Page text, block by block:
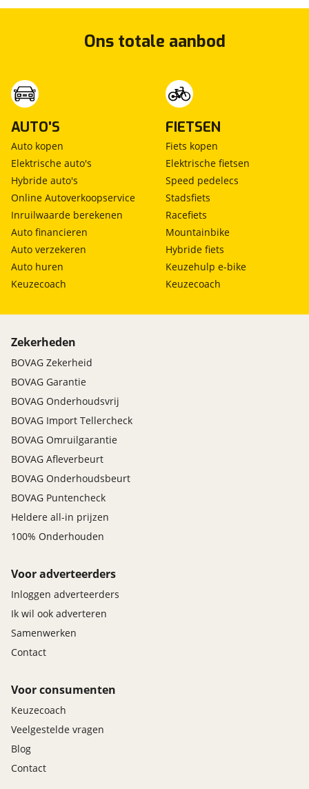
Ons totale aanbod
AUTO'S
Auto kopen
Elektrische auto's
Hybride auto's
Online Autoverkoopservice
Inruilwaarde berekenen
Auto financieren
Auto verzekeren
Auto huren
Keuzecoach
FIETSEN
Fiets kopen
Elektrische fietsen
Speed pedelecs
Stadsfiets
Racefiets
Mountainbike
Hybride fiets
Keuzehulp e-bike
Keuzecoach
Zekerheden
BOVAG Zekerheid
BOVAG Garantie
BOVAG Onderhoudsvrij
BOVAG Import Tellercheck
BOVAG Omruilgarantie
BOVAG Afleverbeurt
BOVAG Onderhoudsbeurt
BOVAG Puntencheck
Heldere all-in prijzen
100% Onderhouden
Voor adverteerders
Inloggen adverteerders
Ik wil ook adverteren
Samenwerken
Contact
Voor consumenten
Keuzecoach
Veelgestelde vragen
Blog
Contact